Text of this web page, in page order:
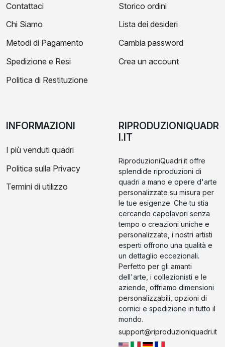
Contattaci
Chi Siamo
Metodi di Pagamento
Spedizione e Resi
Politica di Restituzione
Storico ordini
Lista dei desideri
Cambia password
Crea un account
INFORMAZIONI
I più venduti quadri
Politica sulla Privacy
Termini di utilizzo
RIPRODUZIONIQUADR
I.IT
RiproduzioniQuadri.it offre
splendide riproduzioni di
quadri a mano e opere d'arte
personalizzate su misura per
le tue esigenze. Che tu stia
cercando capolavori senza
tempo o creazioni uniche e
personalizzate, i nostri artisti
esperti offrono una qualità e
un dettaglio eccezionali.
Perfetto per gli amanti
dell'arte, i collezionisti e le
aziende, offriamo dimensioni
personalizzabili, opzioni di
cornici e spedizione in tutto il
mondo.
support@riproduzioniquadri.it